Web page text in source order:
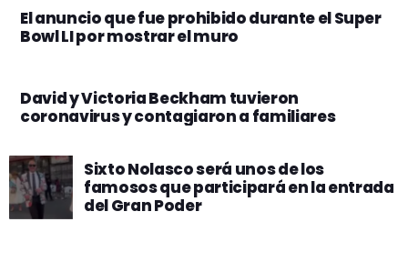
El anuncio que fue prohibido durante el Super
Bowl LI por mostrar el muro
David y Victoria Beckham tuvieron
coronavirus y contagiaron a familiares
Sixto Nolasco será unos de los
famosos que participará en la entrada
del Gran Poder